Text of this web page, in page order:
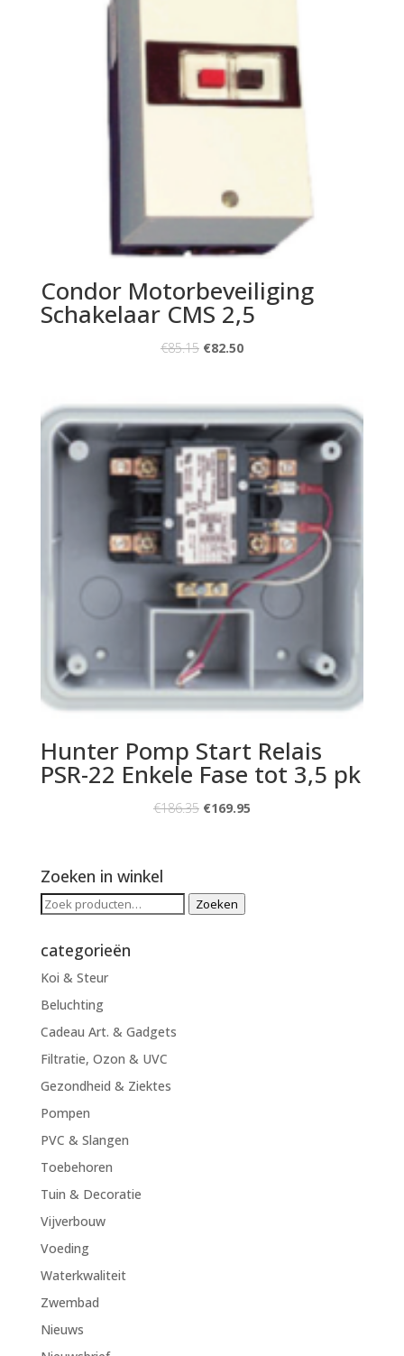
Condor Motorbeveiliging
Schakelaar CMS 2,5
€85.15 €82.50
Hunter Pomp Start Relais
PSR-22 Enkele Fase tot 3,5 pk
€186.35 €169.95
Zoeken in winkel
Zoeken
Zoeken
categorieën
Koi & Steur
Beluchting
Cadeau Art. & Gadgets
Filtratie, Ozon & UVC
Gezondheid & Ziektes
Pompen
PVC & Slangen
Toebehoren
Tuin & Decoratie
Vijverbouw
Voeding
Waterkwaliteit
Zwembad
Nieuws